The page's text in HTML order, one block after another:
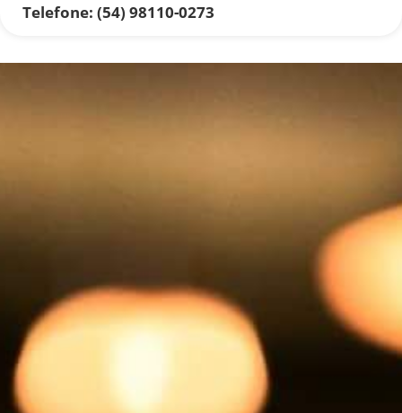
Telefone: (54) 98110-0273